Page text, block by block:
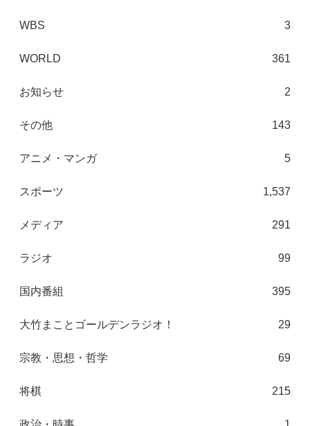
WBS 3
WORLD 361
お知らせ 2
その他 143
アニメ・マンガ 5
スポーツ 1,537
メディア 291
ラジオ 99
国内番組 395
大竹まことゴールデンラジオ！ 29
宗教・思想・哲学 69
将棋 215